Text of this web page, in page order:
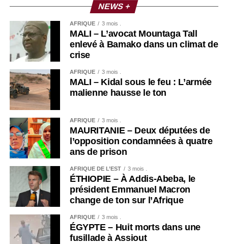
NEWS +
AFRIQUE 3 mois .
MALI – L’avocat Mountaga Tall
enlevé à Bamako dans un climat de
crise
AFRIQUE 3 mois .
MALI – Kidal sous le feu : L’armée
malienne hausse le ton
AFRIQUE 3 mois .
MAURITANIE – Deux députées de
l’opposition condamnées à quatre
ans de prison
AFRIQUE DE L’EST 3 mois .
ÉTHIOPIE – À Addis-Abeba, le
président Emmanuel Macron
change de ton sur l’Afrique
AFRIQUE 3 mois .
ÉGYPTE – Huit morts dans une
fusillade à Assiout